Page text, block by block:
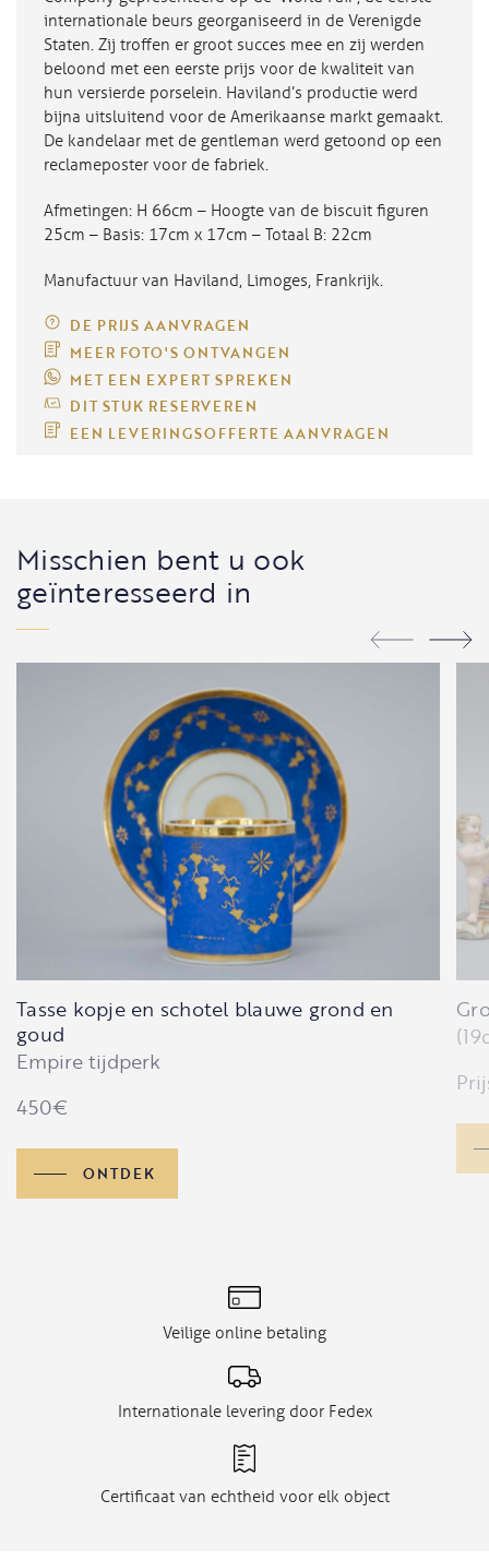
internationale beurs georganiseerd in de Verenigde
Staten. Zij troffen er groot succes mee en zij werden
beloond met een eerste prijs voor de kwaliteit van
hun versierde porselein. Haviland’s productie werd
bijna uitsluitend voor de Amerikaanse markt gemaakt.
De kandelaar met de gentleman werd getoond op een
reclameposter voor de fabriek.
Afmetingen: H 66cm – Hoogte van de biscuit figuren
25cm – Basis: 17cm x 17cm – Totaal B: 22cm
Manufactuur van Haviland, Limoges, Frankrijk.
DE PRIJS AANVRAGEN
MEER FOTO'S ONTVANGEN
MET EEN EXPERT SPREKEN
DIT STUK RESERVEREN
EEN LEVERINGSOFFERTE AANVRAGEN
Misschien bent u ook
geïnteresseerd in
Tasse kopje en schotel blauwe grond en
goud
Empire tijdperk
450€
ONTDEK
Veilige online betaling
Internationale levering door Fedex
Certificaat van echtheid voor elk object